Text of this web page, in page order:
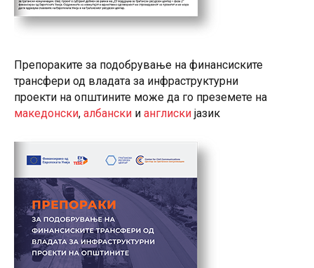
Препораките за подобрување на финансиските
трансфери од владата за инфраструктурни
проекти на општините може да го преземете на
македонски, албански и англиски јазик